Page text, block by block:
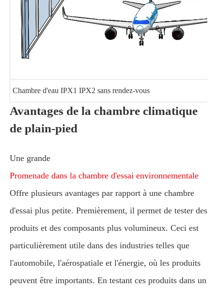
Chambre d'eau IPX1 IPX2 sans rendez-vous
Avantages de la chambre climatique
de plain-pied
Une grande
Promenade dans la chambre d'essai environnementale
Offre plusieurs avantages par rapport à une chambre
d'essai plus petite. Premièrement, il permet de tester des
produits et des composants plus volumineux. Ceci est
particulièrement utile dans des industries telles que
l'automobile, l'aérospatiale et l'énergie, où les produits
peuvent être importants. En testant ces produits dans un